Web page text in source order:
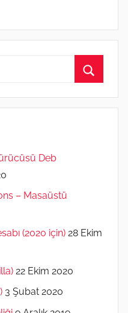
Deb
– Masaüstü
(2020 için) 28 Ekim
22 Ekim 2020
3 Şubat 2020